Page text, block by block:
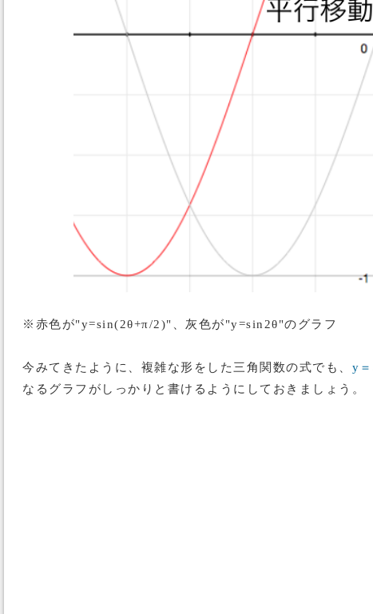
※赤色が"y=sin(2θ+π/2)"、灰色が"y=sin2θ"のグラフ
今みてきたように、複雑な形をした三角関数の式でも、 y
なるグラフがしっかりと書けるようにしておきましょう。